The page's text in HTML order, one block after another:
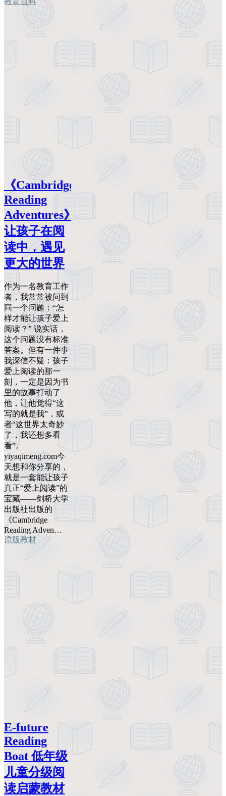
《Cambridge
Reading
Adventures》：
让孩子在阅
读中，遇见
更大的世界
作为一名教育工作
者，我常常被问到
同一个问题：“怎
样才能让孩子爱上
阅读？” 说实话，
这个问题没有标准
答案。但有一件事
我深信不疑：孩子
爱上阅读的那一
刻，一定是因为书
里的故事打动了
他，让他觉得“这
写的就是我”，或
者“这世界太奇妙
了，我还想多看
看”。
yiyaqimeng.com今
天想和你分享的，
就是一套能让孩子
真正“爱上阅读”的
宝藏——剑桥大学
出版社出版的
《Cambridge
Reading Adven…
原版教材
E-future
Reading
Boat 低年级
儿童分级阅
读启蒙教材